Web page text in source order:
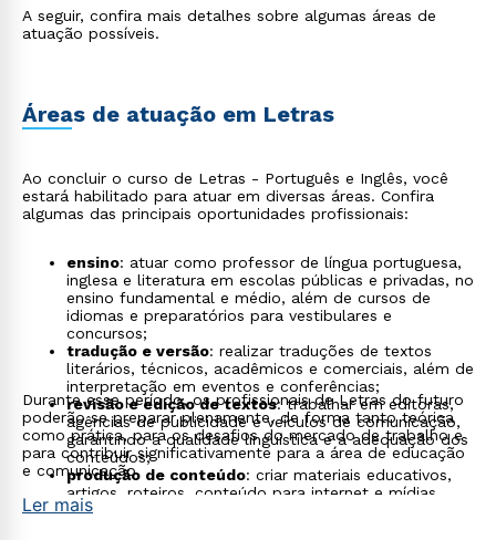
A seguir, confira mais detalhes sobre algumas áreas de
atuação possíveis.
Áreas de atuação em Letras
Ao concluir o curso de Letras - Português e Inglês, você
estará habilitado para atuar em diversas áreas. Confira
algumas das principais oportunidades profissionais:
ensino: atuar como professor de língua portuguesa,
inglesa e literatura em escolas públicas e privadas, no
ensino fundamental e médio, além de cursos de
idiomas e preparatórios para vestibulares e
concursos;
tradução e versão: realizar traduções de textos
literários, técnicos, acadêmicos e comerciais, além de
interpretação em eventos e conferências;
revisão e edição de textos: trabalhar em editoras,
agências de publicidade e veículos de comunicação,
garantindo a qualidade linguística e a adequação dos
conteúdos;
produção de conteúdo: criar materiais educativos,
artigos, roteiros, conteúdo para internet e mídias
sociais;
Durante esse período, os profissionais de Letras do futuro
poderão se preparar plenamente, de forma tanto teórica
como prática, para os desafios do mercado de trabalho e
para contribuir significativamente para a área de educação
e comunicação.
Ler mais